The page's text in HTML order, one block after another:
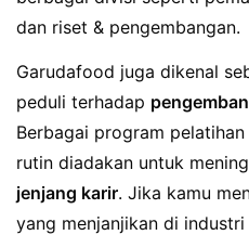
dan riset & pengembangan.
Garudafood juga dikenal
peduli terhadap
Berbagai program
rutin diadakan untuk
jenjang karir. Jika kamu
yang menjanjikan di